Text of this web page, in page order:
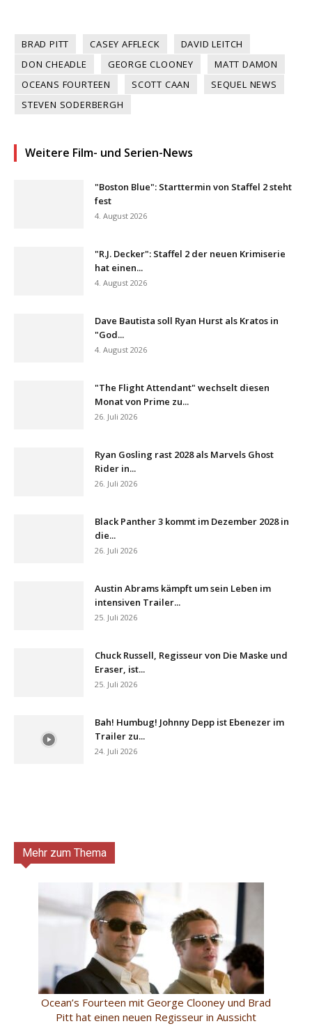
BRAD PITT CASEY AFFLECK
DAVID LEITCH
DON CHEADLE
GEORGE CLOONEY
MATT DAMON
OCEANS FOURTEEN
SCOTT CAAN
SEQUEL NEWS
STEVEN SODERBERGH
Weitere Film- und Serien-News
"Boston Blue": Starttermin von Staffel 2 steht
fest
4. August 2026
"R.J. Decker": Staffel 2 der neuen Krimiserie
hat einen...
4. August 2026
Dave Bautista soll Ryan Hurst als Kratos in
"God...
4. August 2026
"The Flight Attendant" wechselt diesen
Monat von Prime zu...
26. Juli 2026
Ryan Gosling rast 2028 als Marvels Ghost
Rider in...
26. Juli 2026
Black Panther 3 kommt im Dezember 2028 in
die...
26. Juli 2026
Austin Abrams kämpft um sein Leben im
intensiven Trailer...
25. Juli 2026
Chuck Russell, Regisseur von Die Maske und
Eraser, ist...
25. Juli 2026
Bah! Humbug! Johnny Depp ist Ebenezer im
Trailer zu...
24. Juli 2026
Mehr zum Thema
Ocean’s Fourteen mit George Clooney und Brad
Pitt hat einen neuen Regisseur in Aussicht